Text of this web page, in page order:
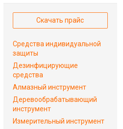
Скачать прайс
Средства индивидуальной
защиты
Дезинфицирующие
средства
Алмазный инструмент
Деревообрабатывающий
инструмент
Измерительный инструмент